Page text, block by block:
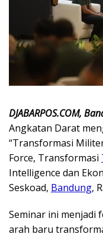
DJABARPOS.COM,
Angkatan Darat
“Transformasi
Force, Transformasi
Intelligence dan
Seskoad, Bandung,
Seminar ini menjadi
arah baru